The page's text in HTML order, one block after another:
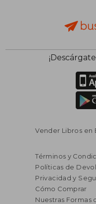
$
Vender Libros en
Términos y
Políticas de
Privacidad y
Cómo Comprar
Nuestras Formas